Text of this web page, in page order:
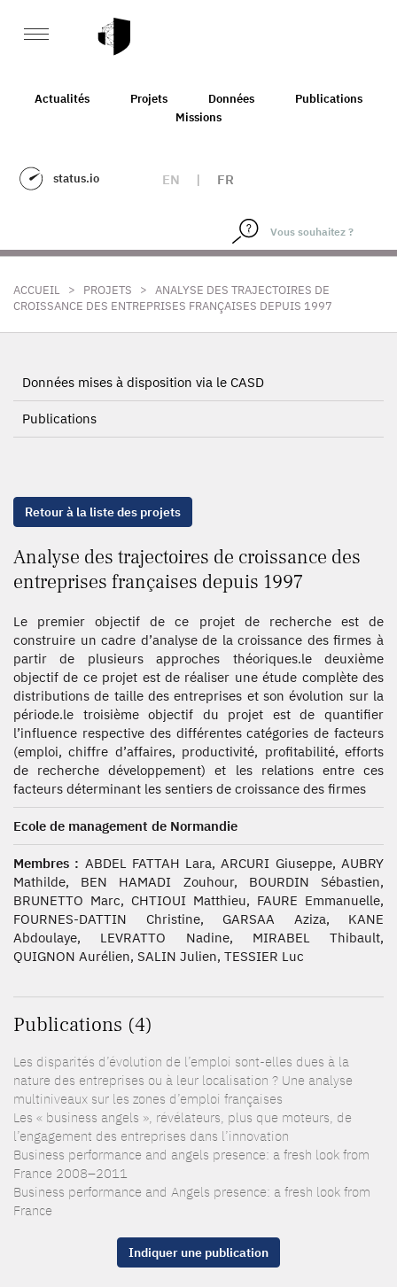
Actualités Projets Données
Publications
Missions
status.io EN | FR
ACCUEIL > PROJETS > ANALYSE DES TRAJECTOIRES DE
CROISSANCE DES ENTREPRISES FRANÇAISES DEPUIS 1997
Données mises à disposition via le CASD
Publications
Retour à la liste des projets
Analyse des trajectoires de croissance des
entreprises françaises depuis 1997
Le premier objectif de ce projet de recherche est de
construire un cadre d’analyse de la croissance des firmes à
partir de plusieurs approches théoriques.le deuxième
objectif de ce projet est de réaliser une étude complète des
distributions de taille des entreprises et son évolution sur la
période.le troisième objectif du projet est de quantifier
l’influence respective des différentes catégories de facteurs
(emploi, chiffre d’affaires, productivité, profitabilité, efforts
de recherche développement) et les relations entre ces
facteurs déterminant les sentiers de croissance des firmes
Ecole de management de Normandie
Membres : ABDEL FATTAH Lara, ARCURI Giuseppe, AUBRY
Mathilde, BEN HAMADI Zouhour, BOURDIN Sébastien,
BRUNETTO Marc, CHTIOUI Matthieu, FAURE Emmanuelle,
FOURNES-DATTIN Christine, GARSAA Aziza, KANE
Abdoulaye, LEVRATTO Nadine, MIRABEL Thibault,
QUIGNON Aurélien, SALIN Julien, TESSIER Luc
Publications (4)
Les disparités d’évolution de l’emploi sont-elles dues à la
nature des entreprises ou à leur localisation ? Une analyse
multiniveaux sur les zones d’emploi françaises
Les « business angels », révélateurs, plus que moteurs, de
l’engagement des entreprises dans l’innovation
Business performance and angels presence: a fresh look from
France 2008–2011
Business performance and Angels presence: a fresh look from
France
Indiquer une publication